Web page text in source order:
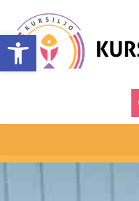
Open toolbar